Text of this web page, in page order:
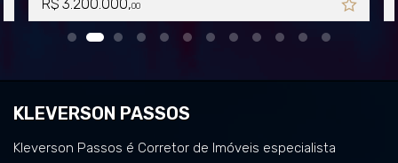
KLEVERSON PASSOS
Kleverson Passos é Corretor de Imóveis especialista